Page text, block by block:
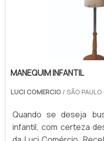
garante a sua proteção
MANEQUIM INFANTIL
LUCI COMERCIO / SÃO PAULO
Quando se deseja
infantil, com certeza